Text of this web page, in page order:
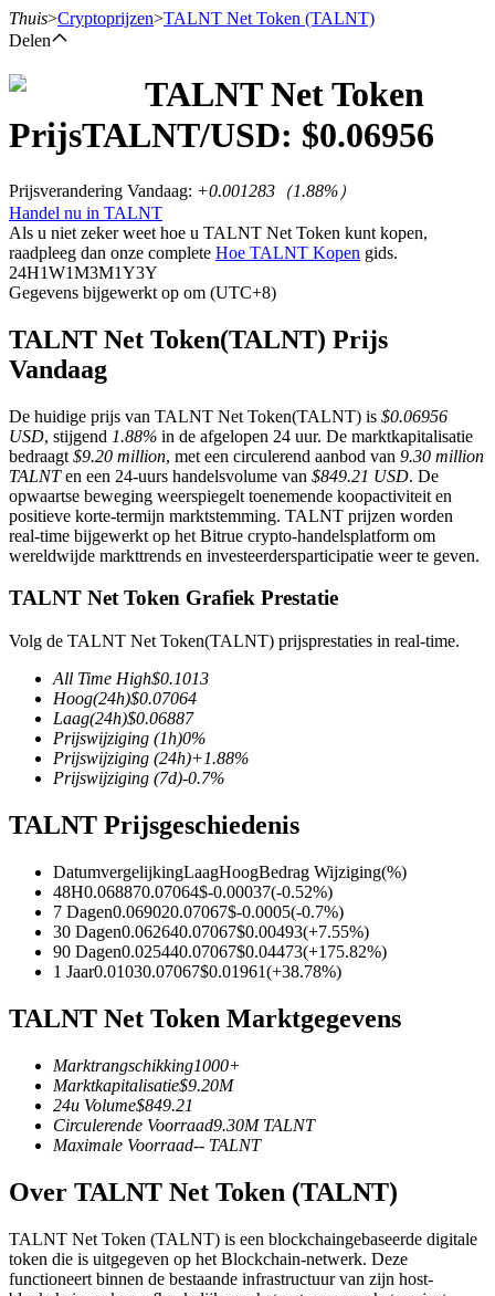
USDT-futures
Futures met USDT als onderpand
COIN-M-futures
Cryptocurrency-futures
TradFi
Derivaten voor aandelen, forex, edelmetalen en grondstoffen
USDC-futures
Futures met USDC als onderpand
Kopiëren Handel
Sluit je aan bij top traders
Thuis>Cryptoprijzen>TALNT Net Token (TALNT)
Delen
TALNT Net Token
PrijsTALNT/USD: $0.06956
Prijsverandering Vandaag: +0.001283 （1.88%）
Handel nu in TALNT
Als u niet zeker weet hoe u TALNT Net Token kunt kopen,
raadpleeg dan onze complete Hoe TALNT Kopen gids.
24H1W1M3M1Y3Y
Gegevens bijgewerkt op om (UTC+8)
TALNT Net Token(TALNT) Prijs
Vandaag
De huidige prijs van TALNT Net Token(TALNT) is $0.06956
USD, stijgend 1.88% in de afgelopen 24 uur. De marktkapitalisatie
bedraagt $9.20 million, met een circulerend aanbod van 9.30 million
TALNTen een 24-uurs handelsvolume van $849.21 USD. De
opwaartse beweging weerspiegelt toenemende koopactiviteit en
positieve korte-termijn marktstemming. TALNT prijzen worden
real-time bijgewerkt op het Bitrue crypto-handelsplatform om
wereldwijde markttrends en investeerdersparticipatie weer te geven.
TALNT Net Token Grafiek Prestatie
Volg de TALNT Net Token(TALNT) prijsprestaties in real-time.
All Time High$0.1013
Hoog(24h)$0.07064
Laag(24h)$0.06887
Prijswijziging (1h)0%
Prijswijziging (24h)+1.88%
Prijswijziging (7d)-0.7%
TALNT Prijsgeschiedenis
DatumvergelijkingLaagHoogBedrag Wijziging(%)
48H0.068870.07064$-0.00037(-0.52%)
7 Dagen0.069020.07067$-0.0005(-0.7%)
30 Dagen0.062640.07067$0.00493(+7.55%)
90 Dagen0.025440.07067$0.04473(+175.82%)
1 Jaar0.01030.07067$0.01961(+38.78%)
TALNT Net Token Marktgegevens
Marktrangschikking1000+
Marktkapitalisatie$9.20M
24u Volume$849.21
Circulerende Voorraad9.30M TALNT
Maximale Voorraad-- TALNT
Over TALNT Net Token (TALNT)
TALNT Net Token (TALNT) is een blockchaingebaseerde digitale
token die is uitgegeven op het Blockchain-netwerk. Deze
functioneert binnen de bestaande infrastructuur van zijn host-